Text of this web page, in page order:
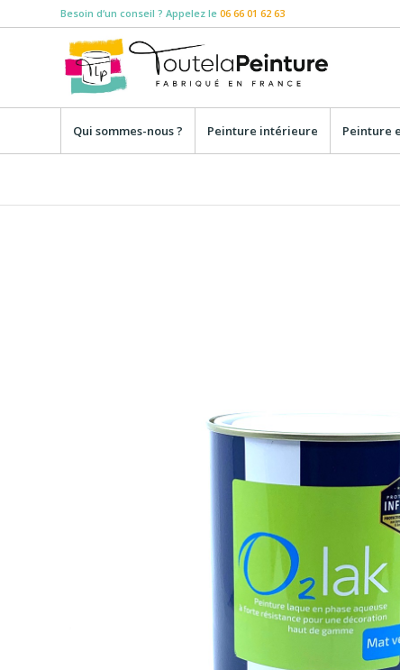
Besoin d‘un conseil ? Appelez le 06 66 01 62 63
Qui sommes-nous ? Peinture intérieure Peinture